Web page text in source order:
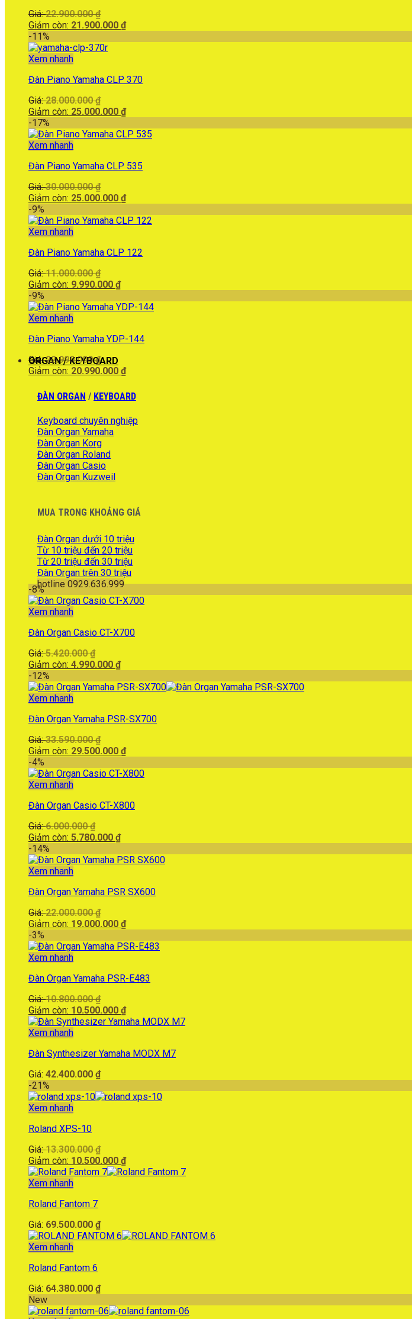
Giá:22.900.000₫
gốc
22.900.000 ₫.
Giảm còn: 21.900.000 ₫Giá
-11%
Xem nhanh
Đàn Piano Yamaha CLP 370
Giá:28.000.000₫
gốc
28.000.000 ₫.
Giảm còn: 25.000.000 ₫Giá
tại
-17%
Xem nhanh
Đàn Piano Yamaha CLP 535
Giá:30.000.000₫
gốc
30.000.000 ₫.
Giảm còn: 25.000.000 ₫Giá
tại
-9%
Xem nhanh
Đàn Piano Yamaha CLP 122
Giá:11.000.000₫
gốc
11.000.000 ₫.
Giảm còn: 9.990.000 ₫Giá
tại
-9%
Xem nhanh
Đàn Piano Yamaha YDP-144
Giá:22.990.000₫Giá
gốc
22.990.000 ₫.
Giảm còn: 20.990.000 ₫Giá
tại
là:
20.990.000 ₫.
ORGAN / KEYBOARD
ĐÀN ORGAN / KEYBOARD
Keyboard chuyên nghiệp
Đàn Organ Yamaha
Đàn Organ Korg
Đàn Organ Roland
Đàn Organ Casio
Đàn Organ Kuzweil
MUA TRONG KHOẢNG GIÁ
Đàn Organ dưới 10 triệu
Từ 10 triệu đến 20 triệu
Từ 20 triệu đến 30 triệu
Đàn Organ trên 30 triệu
hotline 0929.636.999
-8%
Xem nhanh
Đàn Organ Casio CT-X700
Giá:5.420.000₫
gốc
5.420.000 ₫.
Giảm còn: 4.990.000 ₫Giá
tại
-12%
Xem nhanh
Đàn Organ Yamaha PSR-SX700
Giá:33.590.000₫
gốc
33.590.000 ₫.
Giảm còn: 29.500.000 ₫Giá
tại
-4%
Xem nhanh
Đàn Organ Casio CT-X800
Giá:6.000.000₫
gốc
6.000.000 ₫.
Giảm còn: 5.780.000 ₫Giá
tại
-14%
Xem nhanh
Đàn Organ Yamaha PSR SX600
Giá:22.000.000₫
gốc
22.000.000 ₫.
Giảm còn: 19.000.000 ₫Giá
tại
-3%
Xem nhanh
Đàn Organ Yamaha PSR-E483
Giá:10.800.000₫
gốc
là:
Giảm còn: 10.500.000 ₫Giá
hiện
10.500.000 ₫.
Xem nhanh
Đàn Synthesizer Yamaha MODX M7
Giá: 42.400.000 ₫
-21%
Xem nhanh
Roland XPS-10
Giá:13.300.000₫
gốc
là:
Giảm còn: 10.500.000 ₫Giá
hiện
Xem nhanh
Roland Fantom 7
Giá: 69.500.000 ₫
Xem nhanh
Roland Fantom 6
Giá: 64.380.000 ₫
New